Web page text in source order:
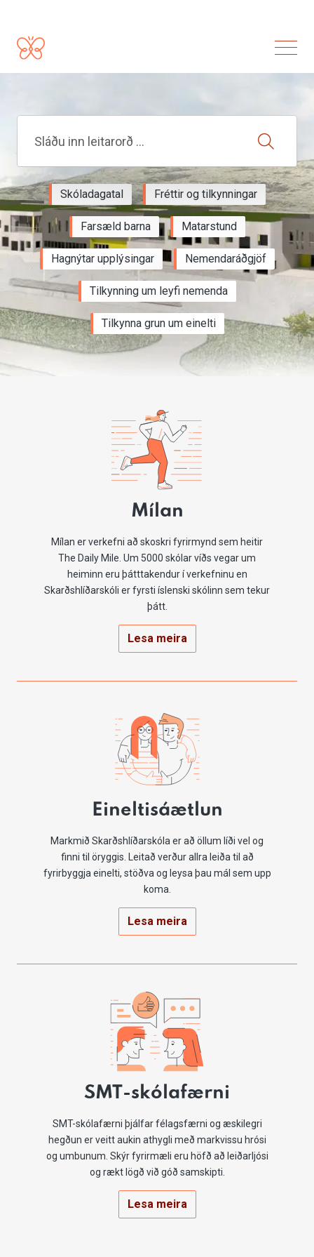
Skóladagatal Fréttir og tilkynningar
Farsæld barna Matarstund
Hagnýtar upplýsingar Nemendaráðgjöf
Tilkynning um leyfi nemenda
Tilkynna grun um einelti
Mílan
Mílan er verkefni að skoskri fyrirmynd sem heitir
The Daily Mile. Um 5000 skólar víðs vegar um
heiminn eru þátttakendur í verkefninu en
Skarðshlíðarskóli er fyrsti íslenski skólinn sem tekur
þátt.
Lesa meira
Eineltisáætlun
Markmið Skarðshlíðarskóla er að öllum líði vel og
finni til öryggis. Leitað verður allra leiða til að
fyrirbyggja einelti, stöðva og leysa þau mál sem upp
koma.
Lesa meira
SMT-skólafærni
SMT-skólafærni þjálfar félagsfærni og æskilegri
hegðun er veitt aukin athygli með markvissu hrósi
og umbunum. Skýr fyrirmæli eru höfð að leiðarljósi
og rækt lögð við góð samskipti.
Lesa meira